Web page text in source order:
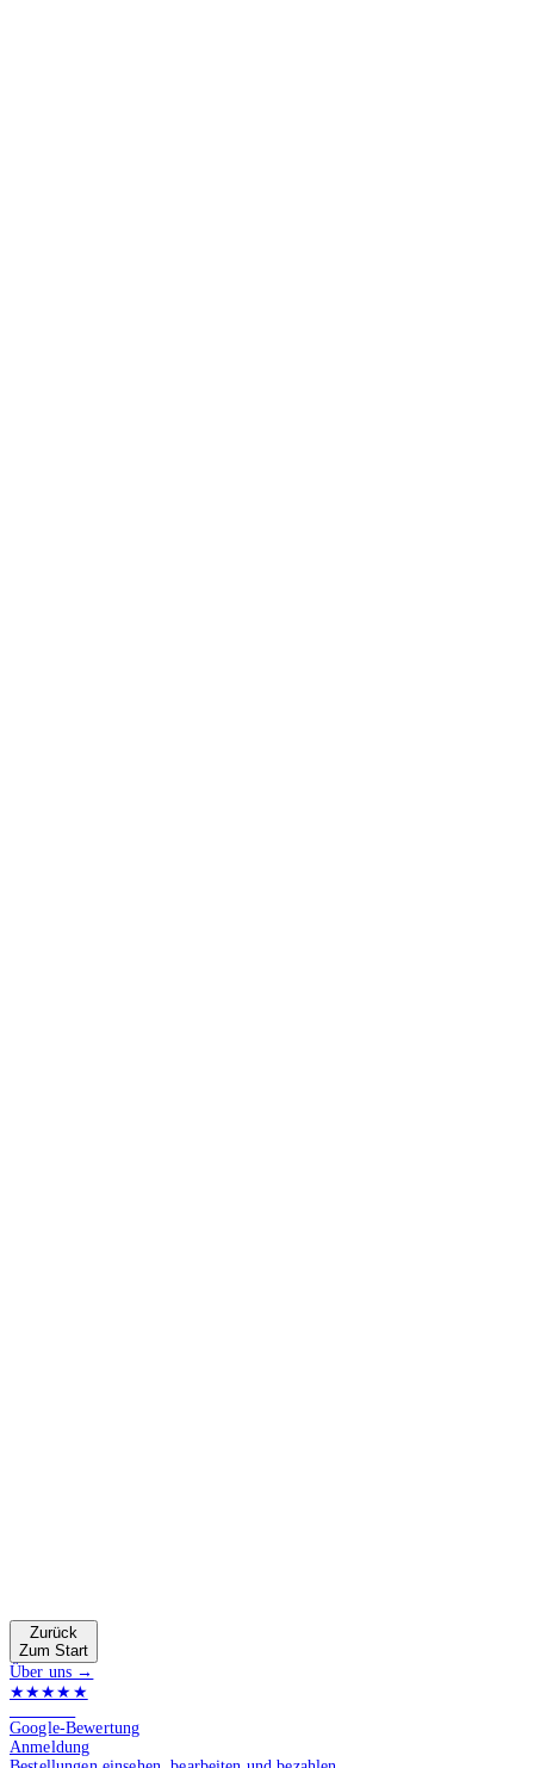
Zurück
Zum Start
Über uns →
★★★★★
Google-Bewertung
Anmeldung